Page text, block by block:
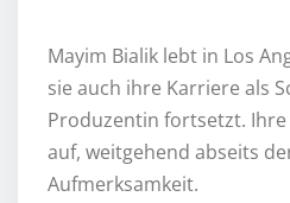
Mayim Bialik lebt in Los
sie auch ihre Karriere als
Produzentin fortsetzt.
auf, weitgehend abseits
Aufmerksamkeit.